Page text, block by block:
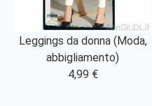
Leggings da donna (Moda,
abbigliamento)
4,99 €